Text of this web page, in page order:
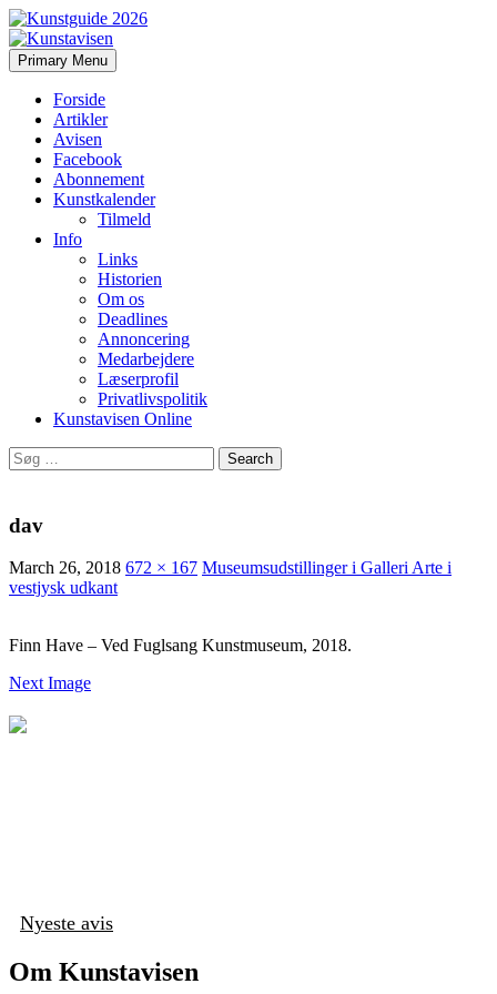
Kunstavisen
Search
Primary Menu Skip
to
Forside
Artikler
Avisen
Facebook
Abonnement
Kunstkalender
Tilmeld
Info
Links
Historien
Om os
Deadlines
Annoncering
Medarbejdere
Læserprofil
Privatlivspolitik
Kunstavisen Online
Search
for:
dav
March 26, 2018 672 × 167 Museumsudstillinger i Galleri Arte i
vestjysk udkant
Finn Have – Ved Fuglsang Kunstmuseum, 2018.
Next Image
Nyeste avis
Om Kunstavisen